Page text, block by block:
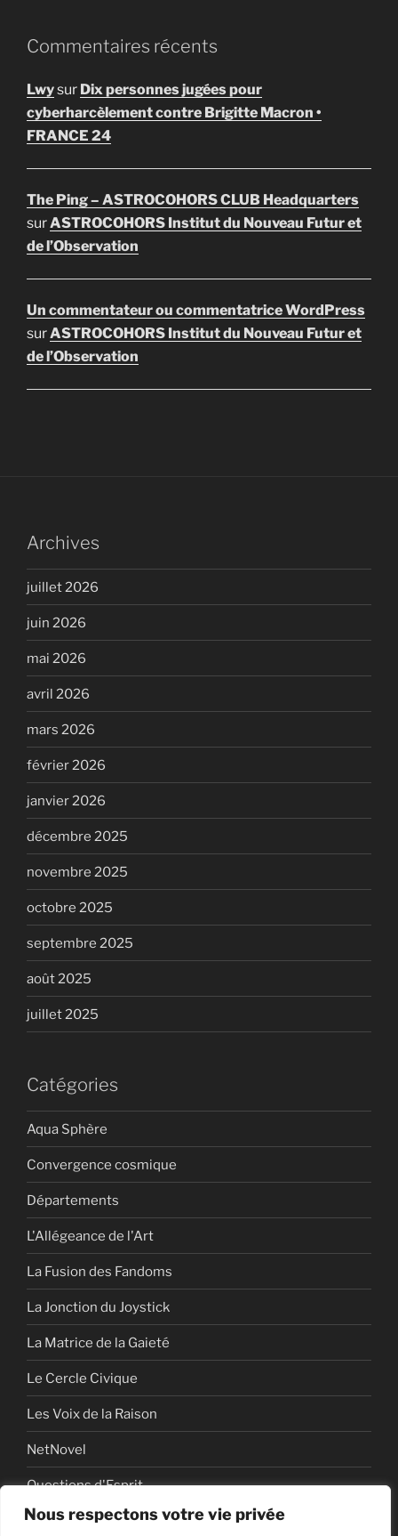
Nous respectons votre vie privée
Commentaires récents
Lwysur Dix personnes jugées pour
cyberharcèlement contre Brigitte Macron •
FRANCE 24
The Ping – ASTROCOHORS CLUB Headquarters
surASTROCOHORS Institut du Nouveau Futur et
de l’Observation
Un commentateur ou commentatrice WordPress
surASTROCOHORS Institut du Nouveau Futur et
de l’Observation
Archives
juillet 2026
juin 2026
mai 2026
avril 2026
mars 2026
février 2026
janvier 2026
décembre 2025
novembre 2025
octobre 2025
septembre 2025
août 2025
juillet 2025
Catégories
Aqua Sphère
Convergence cosmique
Départements
L'Allégeance de l'Art
La Fusion des Fandoms
La Jonction du Joystick
La Matrice de la Gaieté
Le Cercle Civique
Les Voix de la Raison
NetNovel
Questions d'Esprit
Série